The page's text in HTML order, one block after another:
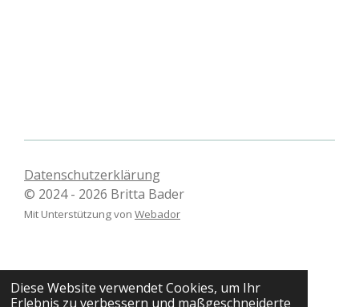
Diese Website verwendet Cookies, um Ihr
Erlebnis zu verbessern und maßgeschneiderte
Datenschutzerklärung
© 2024 - 2026 Britta Bader
Mit Unterstützung von Webador